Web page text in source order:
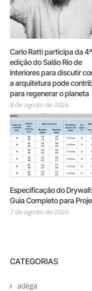
Carlo Ratti participa da 4ª
edição do Salão Rio de
Interiores para discutir
a arquitetura pode
para regenerar o planeta
8 de agosto de 2026
Especificação do Drywall:
Guia Completo para
7 de agosto de 2026
CATEGORIAS
adega